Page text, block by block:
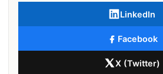
LinkedIn
Facebook
X (Twitter)